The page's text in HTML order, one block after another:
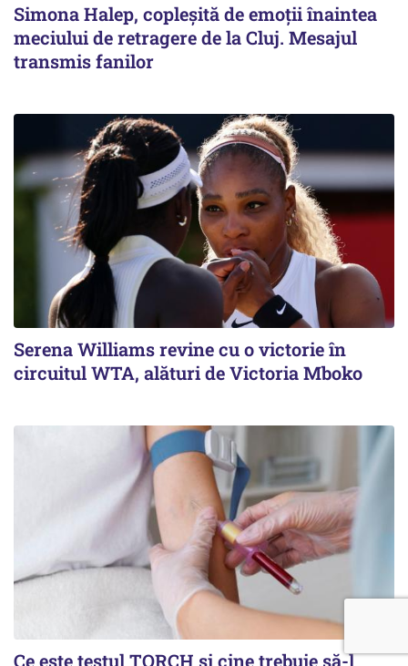
Simona Halep, copleșită de emoții înaintea
meciului de retragere de la Cluj. Mesajul
transmis fanilor
Serena Williams revine cu o victorie în
circuitul WTA, alături de Victoria Mboko
Ce este testul TORCH și cine trebuie să-l